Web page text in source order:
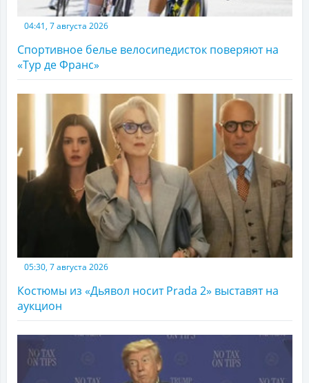
04:41, 7 августа 2026
Спортивное белье велосипедисток поверяют на
«Тур де Франс»
05:30, 7 августа 2026
Костюмы из «Дьявол носит Prada 2» выставят на
аукцион